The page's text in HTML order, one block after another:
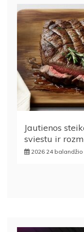
Jautienos
sviestu ir
2026 24 balandžio